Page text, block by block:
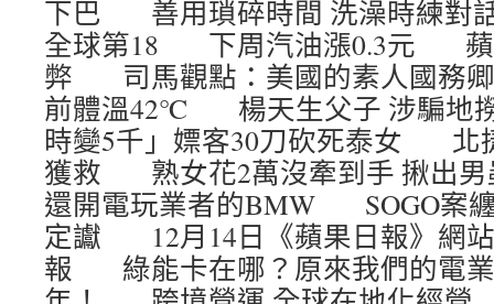
下巴 善用瑣碎時間 洗澡時練
全球第18 下周汽油漲0.3元 蘋
弊 司馬觀點：美國的素人國務
前體溫42℃ 楊天生父子 涉騙地
時變5千」嫖客30刀砍死泰女 北
獲救 熟女花2萬沒牽到手 揪出
還開電玩業者的BMW SOGO案
定讞 12月14日《蘋果日報》網
報 綠能卡在哪？原來我們的電業